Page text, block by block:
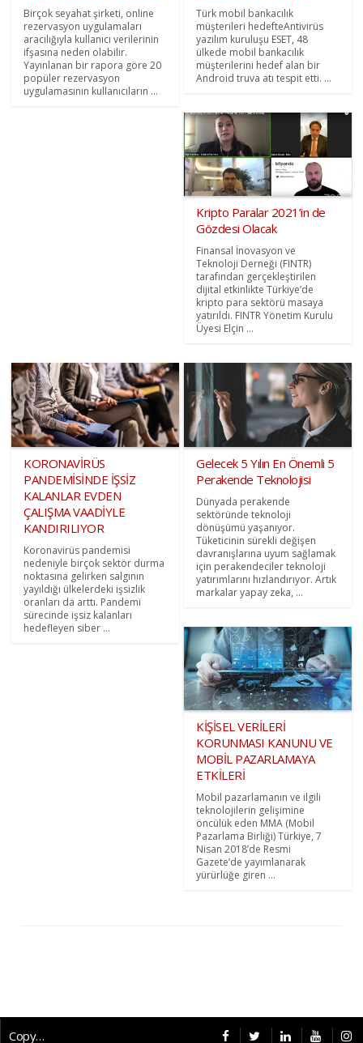
Birçok seyahat şirketi, online
rezervasyon uygulamaları
aracılığıyla kullanıcı verilerinin
ifşasına neden olabilir.
Yayınlanan bir rapora göre 20
popüler rezervasyon
uygulamasının kullanıcıların ...
Türk mobil bankacılık
müşterileri hedefteAntivirüs
yazılım kuruluşu ESET, 48
ülkede mobil bankacılık
müşterilerini hedef alan bir
Android truva atı tespit etti. ...
Kripto Paralar 2021’in de
Gözdesi Olacak
Finansal İnovasyon ve
Teknoloji Derneği (FINTR)
tarafından gerçekleştirilen
dijital etkinlikte Türkiye’de
kripto para sektörü masaya
yatırıldı. FINTR Yönetim Kurulu
Üyesi Elçin ...
KORONAVİRÜS
PANDEMİSİNDE İŞSİZ
KALANLAR EVDEN
ÇALIŞMA VAADİYLE
KANDIRILIYOR
Koronavirüs pandemisi
nedeniyle birçok sektör durma
noktasına gelirken salgının
yayıldığı ülkelerdeki işsizlik
oranları da arttı. Pandemi
sürecinde işsiz kalanları
hedefleyen siber ...
Gelecek 5 Yılın En Önemli 5
Perakende Teknolojisi
Dünyada perakende
sektöründe teknoloji
dönüşümü yaşanıyor.
Tüketicinin sürekli değişen
davranışlarına uyum sağlamak
için perakendeciler teknoloji
yatırımlarını hızlandırıyor. Artık
markalar yapay zeka, ...
KİŞİSEL VERİLERİ
KORUNMASI KANUNU VE
MOBİL PAZARLAMAYA
ETKİLERİ
Mobil pazarlamanın ve ilgili
teknolojilerin gelişimine
öncülük eden MMA (Mobil
Pazarlama Birliği) Türkiye, 7
Nisan 2018’de Resmi
Gazete’de yayımlanarak
yürürlüğe giren ...
Copyright © 2026 CybermagOnline